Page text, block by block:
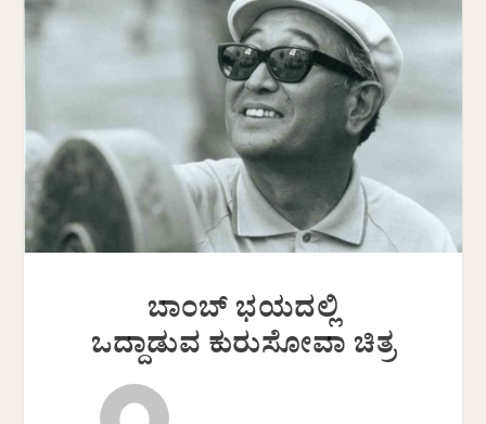
ಬಾಂಬ್ ಭಯದಲ್ಲಿ
ಒದ್ದಾಡುವ ಕುರುಸೋವಾ ಚಿತ್ರ